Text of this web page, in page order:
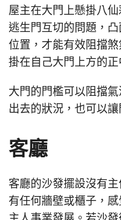
屋主在大門上懸掛八
逃生門互切的問題，
位置，才能有效阻擋
掛在自己大門上方的
大門的門檻可以阻擋
出去的狀況，也可以
客廳
客廳的沙發擺設沒有
有任何牆壁或櫃子，